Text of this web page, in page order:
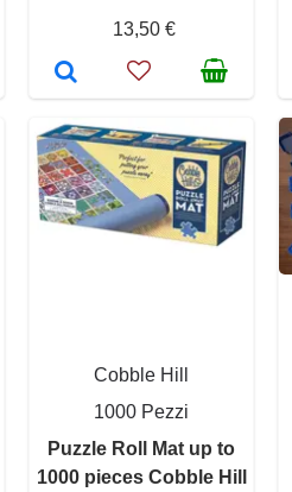
13,50 €
Cobble Hill
1000 Pezzi
Puzzle Roll Mat up to
1000 pieces Cobble Hill